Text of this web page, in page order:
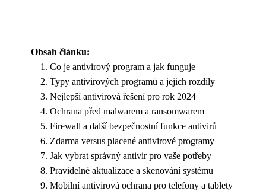
Obsah článku:
Co je antivirový program a jak funguje
Typy antivirových programů a jejich rozdíly
Nejlepší antivirová řešení pro rok 2024
Ochrana před malwarem a ransomwarem
Firewall a další bezpečnostní funkce antivirů
Zdarma versus placené antivirové programy
Jak vybrat správný antivir pro vaše potřeby
Pravidelné aktualizace a skenování systému
Mobilní antivirová ochrana pro telefony a tablety